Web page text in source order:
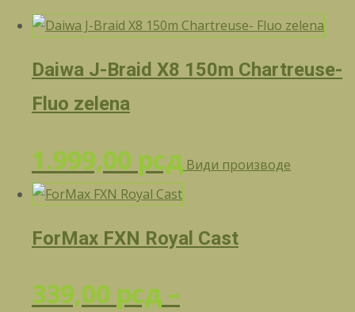
Daiwa J-Braid X8 150m Chartreuse-
Fluo zelena
1.999,00 рсд Види производе
ForMax FXN Royal Cast
339,00 рсд –